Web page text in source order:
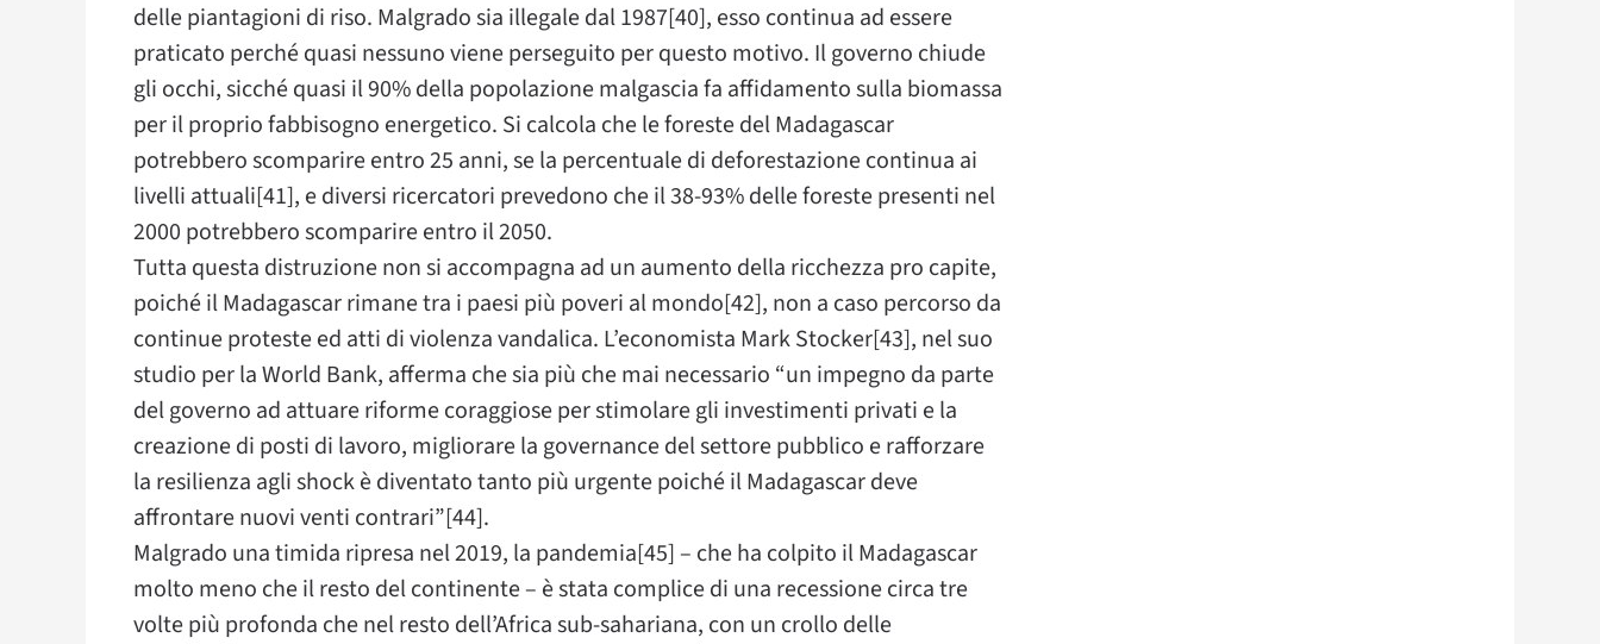
delle piantagioni di riso. Malgrado sia illegale dal 1987[40], esso continua ad essere
praticato perché quasi nessuno viene perseguito per questo motivo. Il governo chiude
gli occhi, sicché quasi il 90% della popolazione malgascia fa affidamento sulla biomassa
per il proprio fabbisogno energetico. Si calcola che le foreste del Madagascar
potrebbero scomparire entro 25 anni, se la percentuale di deforestazione continua ai
livelli attuali[41], e diversi ricercatori prevedono che il 38-93% delle foreste presenti nel
2000 potrebbero scomparire entro il 2050.
Tutta questa distruzione non si accompagna ad un aumento della ricchezza pro capite,
poiché il Madagascar rimane tra i paesi più poveri al mondo[42], non a caso percorso da
continue proteste ed atti di violenza vandalica. L’economista Mark Stocker[43], nel suo
studio per la World Bank, afferma che sia più che mai necessario “un impegno da parte
del governo ad attuare riforme coraggiose per stimolare gli investimenti privati e la
creazione di posti di lavoro, migliorare la governance del settore pubblico e rafforzare
la resilienza agli shock è diventato tanto più urgente poiché il Madagascar deve
affrontare nuovi venti contrari”[44].
Malgrado una timida ripresa nel 2019, la pandemia[45] – che ha colpito il Madagascar
molto meno che il resto del continente – è stata complice di una recessione circa tre
volte più profonda che nel resto dell’Africa sub-sahariana, con un crollo delle